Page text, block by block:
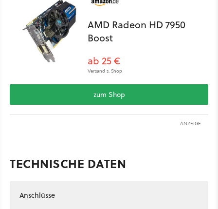
AMD Radeon HD 7950
Boost
ab 25 €
Versand s. Shop
zum Shop
ANZEIGE
TECHNISCHE DATEN
Anschlüsse